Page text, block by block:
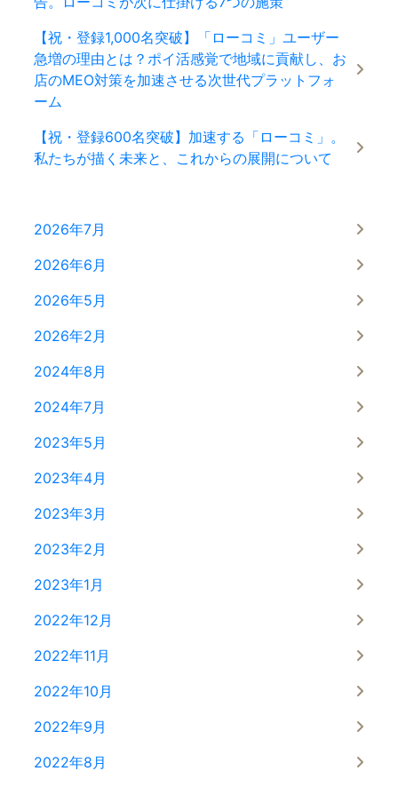
【祝・登録1,000名突破】「ローコミ」ユーザー
急増の理由とは？ポイ活感覚で地域に貢献し、お
店のMEO対策を加速させる次世代プラットフォ
ーム
【祝・登録600名突破】加速する「ローコミ」。
私たちが描く未来と、これからの展開について
2026年7月
2026年6月
2026年5月
2026年2月
2024年8月
2024年7月
2023年5月
2023年4月
2023年3月
2023年2月
2023年1月
2022年12月
2022年11月
2022年10月
2022年9月
2022年8月